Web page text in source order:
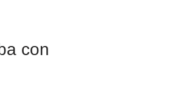
con